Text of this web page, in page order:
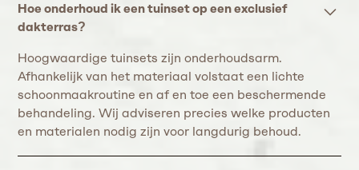
Hoe onderhoud ik een tuinset op een exclusief
dakterras?
Hoogwaardige tuinsets zijn onderhoudsarm.
Afhankelijk van het materiaal volstaat een lichte
schoonmaakroutine en af en toe een beschermende
behandeling. Wij adviseren precies welke producten
en materialen nodig zijn voor langdurig behoud.